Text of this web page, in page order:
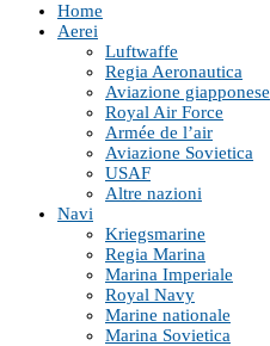
Home
Aerei
Luftwaffe
Regia Aeronautica
Aviazione giapponese
Royal Air Force
Armée de l’air
Aviazione Sovietica
USAF
Altre nazioni
Navi
Kriegsmarine
Regia Marina
Marina Imperiale
Royal Navy
Marine nationale
Marina Sovietica